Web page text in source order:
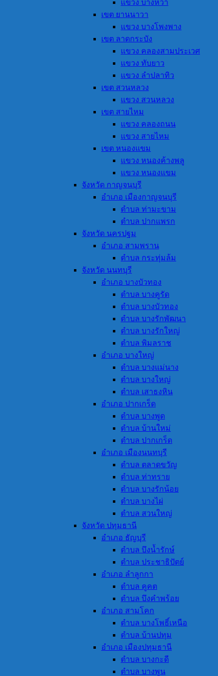
แขวง บางหว้า
เขต ยานนาวา
แขวง บางโพงพาง
เขต ลาดกระบัง
แขวง คลองสามประเวศ
แขวง ทับยาว
แขวง ลำปลาทิว
เขต สวนหลวง
แขวง สวนหลวง
เขต สายไหม
แขวง คลองถนน
แขวง สายไหม
เขต หนองแขม
แขวง หนองค้างพลู
แขวง หนองแขม
จังหวัด กาญจนบุรี
อำเภอ เมืองกาญจนบุรี
ตำบล ท่ามะขาม
ตำบล ปากแพรก
จังหวัด นครปฐม
อำเภอ สามพราน
ตำบล กระทุ่มล้ม
จังหวัด นนทบุรี
อำเภอ บางบัวทอง
ตำบล บางคูรัด
ตำบล บางบัวทอง
ตำบล บางรักพัฒนา
ตำบล บางรักใหญ่
ตำบล พิมลราช
อำเภอ บางใหญ่
ตำบล บางแม่นาง
ตำบล บางใหญ่
ตำบล เสาธงหิน
อำเภอ ปากเกร็ด
ตำบล บางพูด
ตำบล บ้านใหม่
ตำบล ปากเกร็ด
อำเภอ เมืองนนทบุรี
ตำบล ตลาดขวัญ
ตำบล ท่าทราย
ตำบล บางรักน้อย
ตำบล บางไผ่
ตำบล สวนใหญ่
จังหวัด ปทุมธานี
อำเภอ ธัญบุรี
ตำบล บึงน้ำรักษ์
ตำบล ประชาธิปัตย์
อำเภอ ลำลูกกา
ตำบล คูคต
ตำบล บึงคำพร้อย
อำเภอ สามโคก
ตำบล บางโพธิ์เหนือ
ตำบล บ้านปทุม
อำเภอ เมืองปทุมธานี
ตำบล บางกะดี
ตำบล บางพูน